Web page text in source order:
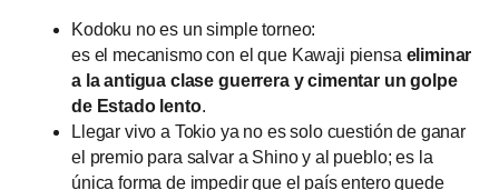
Kodoku no es un simple torneo:
es el mecanismo con el que Kawaji piensa eliminar
a la antigua clase guerrera y cimentar un golpe
de Estado lento.
Llegar vivo a Tokio ya no es solo cuestión de ganar
el premio para salvar a Shino y al pueblo; es la
única forma de impedir que el país entero quede